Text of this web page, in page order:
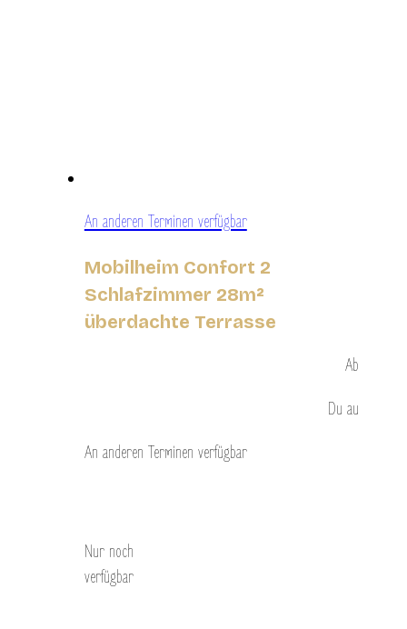
An anderen Terminen verfügbar
Mobilheim Confort 2
Schlafzimmer 28m²
überdachte Terrasse
Ab
Duau
An anderen Terminen verfügbar
Nur noch
verfügbar